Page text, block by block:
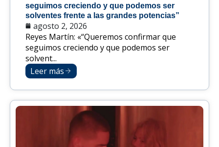
seguimos creciendo y que podemos ser
solventes frente a las grandes potencias”
agosto 2, 2026
Reyes Martín: «“Queremos confirmar que
seguimos creciendo y que podemos ser
solvent...
Leer más